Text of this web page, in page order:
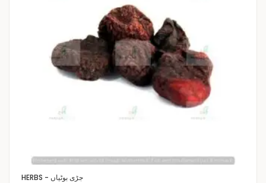
HERBS - جڑی بوٹیاں